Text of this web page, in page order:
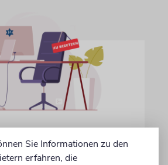
gesucht
Sie Informationen zu den
erfahren, die